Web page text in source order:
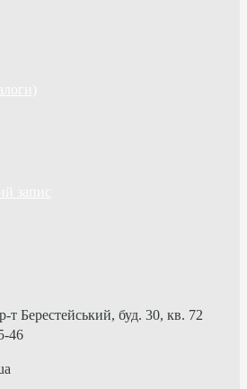
т Берестейський, буд. 30, кв. 72
46